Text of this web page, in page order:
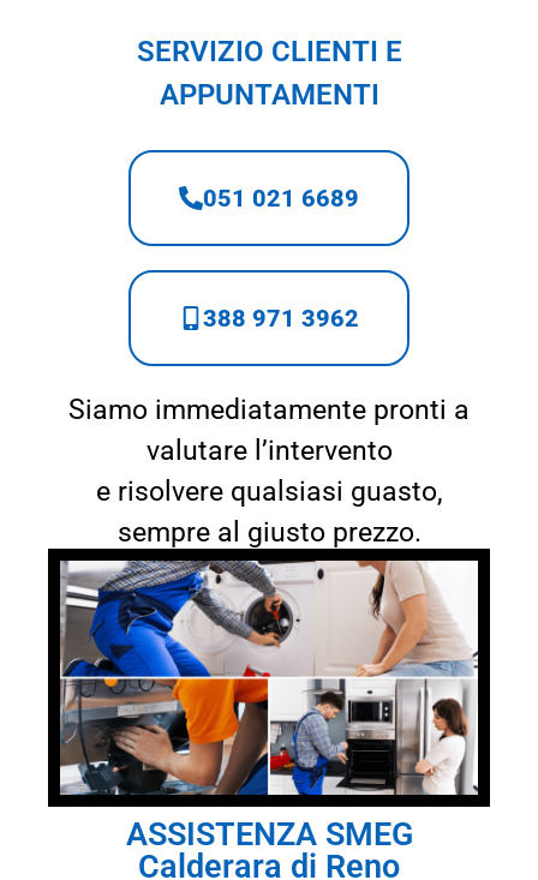
SERVIZIO CLIENTI E
APPUNTAMENTI
051 021 6689
388 971 3962
Siamo immediatamente pronti a
valutare l’intervento
e risolvere qualsiasi guasto,
sempre al giusto prezzo.
ASSISTENZA SMEG
Calderara di Reno